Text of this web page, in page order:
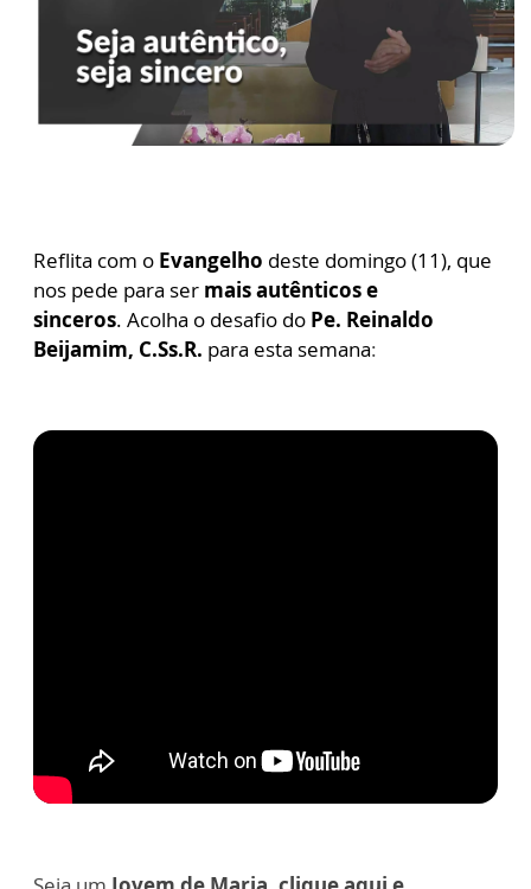
Reflita com o Evangelho deste domingo (11), que
nos pede para ser mais autênticos e
sinceros. Acolha o desafio do Pe. Reinaldo
Beijamim, C.Ss.R. para esta semana: